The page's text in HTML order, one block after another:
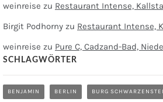
weinreise zu Restaurant Intense,
Birgit Podhorny zu Restaurant Intense,
weinreise zu Pure C, Cadzand-Bad,
SCHLAGWÖRTER
BENJAMIN BERLIN BURG